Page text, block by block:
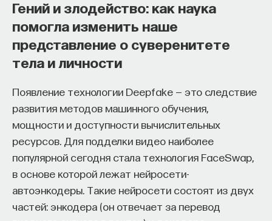
Гений и злодейство: как наука
помогла изменить наше
представление о суверенитете
тела и личности
Появление технологии Deepfake — это следствие
развития методов машинного обучения,
мощности и доступности вычислительных
ресурсов. Для подделки видео наиболее
популярной сегодня стала технология FaceSwap,
в основе которой лежат нейросети-
автоэнкодеры. Такие нейросети состоят из двух
частей: энкодера (он отвечает за перевод
650 публикаций
МЕДИЦИНА СОН СОМНОЛОГИЯ
БЕССОННИЦА ЕСТЕСТВЕННЫЕ НАУКИ
ЖУРНАЛ НАУКА СНА